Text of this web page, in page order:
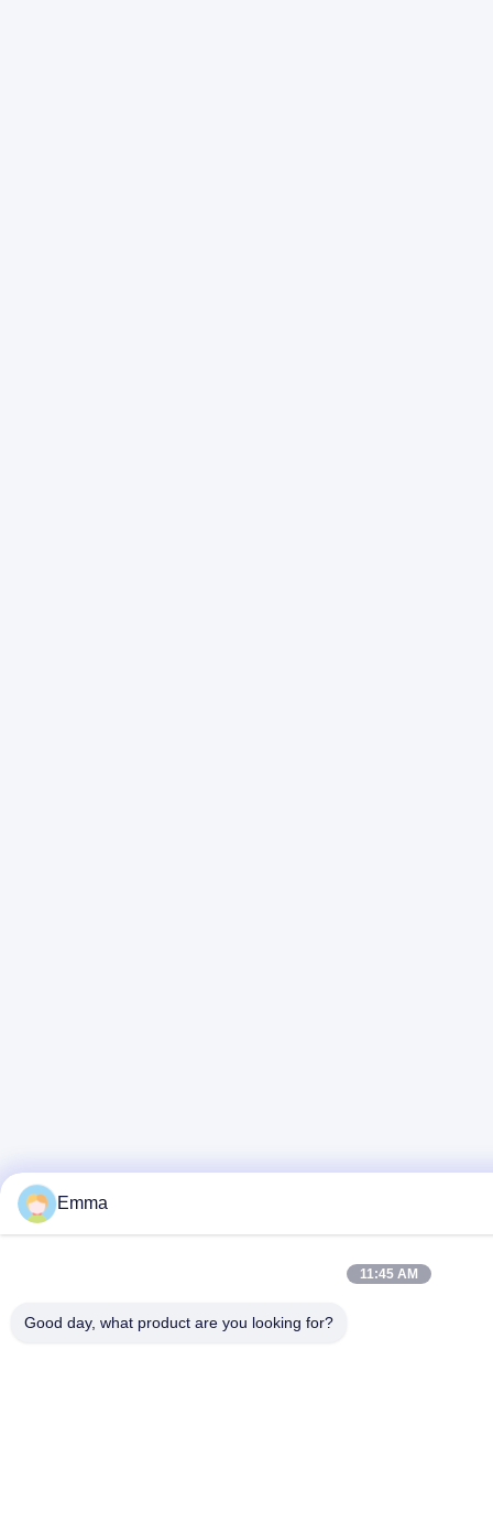
Emma
11:45 AM
Good day, what product are you looking for?